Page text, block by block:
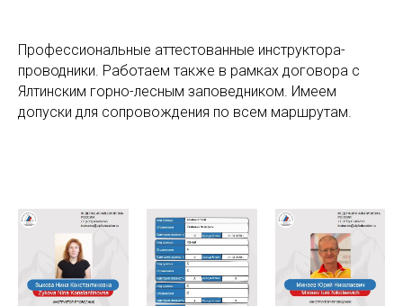
Профессиональные аттестованные инструктора-
проводники. Работаем также в рамках договора с
Ялтинским горно-лесным заповедником. Имеем
допуски для сопровождения по всем маршрутам.